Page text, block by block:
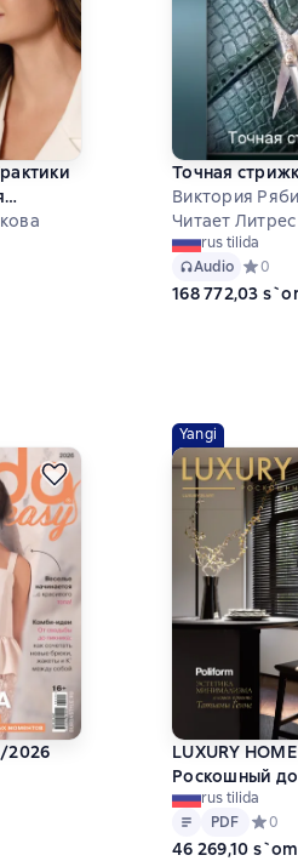
0 на основе 0 оценок
Точная
Виктория
Читает
rus tilida
Audio
0
168 772,03
2026
0 на основе 0 оценок
Yangi
LUXURY
Роскошный
Лето 2026
rus tilida
Matn
PDF
PDF 0
46 269,10 s`om